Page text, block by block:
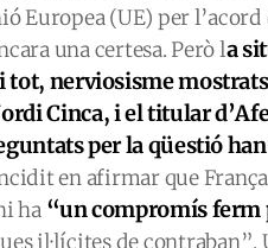
Europea (UE) per l’acord
una certesa. Però la
nerviosisme
Cinca, i el titular
per la qüestió
en afirmar que
ha “un compromís ferm
il·lícites de contraban”.